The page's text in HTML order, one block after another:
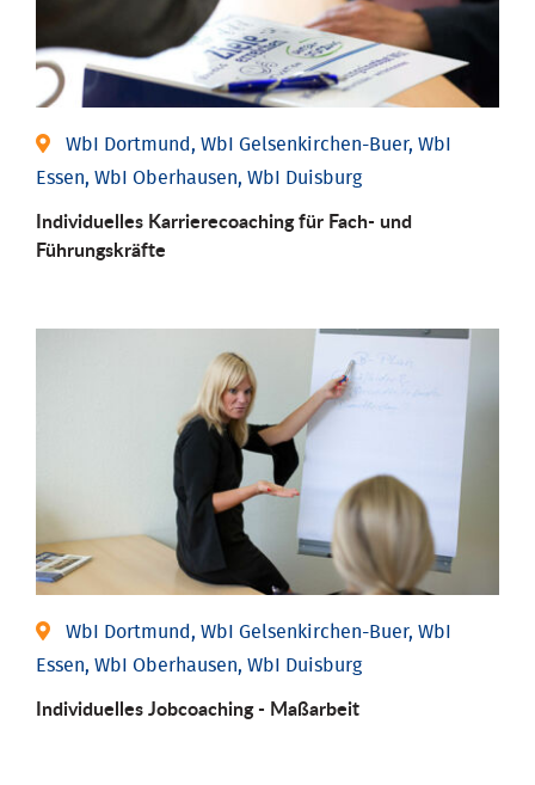
WbI Dortmund, WbI Gelsenkirchen-Buer, WbI
Essen, WbI Oberhausen, WbI Duisburg
Individu­elles Karrierecoaching für Fach-­ und
Führungs­kräfte
WbI Dortmund, WbI Gelsenkirchen-Buer, WbI
Essen, WbI Oberhausen, WbI Duisburg
Individu­elles Job­coaching - Maßarbeit